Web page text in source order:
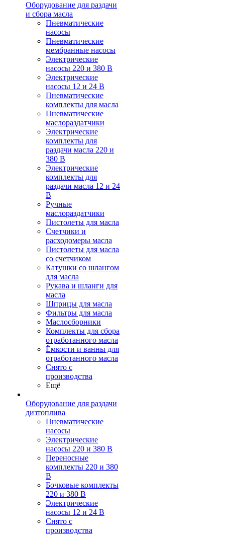
Оборудование для раздачи
и сбора масла
Пневматические
насосы
Пневматические
мембранные насосы
Электрические
насосы 220 и 380 В
Электрические
насосы 12 и 24 В
Пневматические
комплекты для масла
Пневматические
маслораздатчики
Электрические
комплекты для
раздачи масла 220 и
380 В
Электрические
комплекты для
раздачи масла 12 и 24
В
Ручные
маслораздатчики
Пистолеты для масла
Счетчики и
расходомеры масла
Пистолеты для масла
со счетчиком
Катушки со шлангом
для масла
Рукава и шланги для
масла
Шприцы для масла
Фильтры для масла
Маслосборники
Комплекты для сбора
отработанного масла
Ёмкости и ванны для
отработанного масла
Снято с
производства
Ещё
Оборудование для раздачи
дизтоплива
Пневматические
насосы
Электрические
насосы 220 и 380 В
Переносные
комплекты 220 и 380
В
Бочковые комплекты
220 и 380 В
Электрические
насосы 12 и 24 В
Снято с
производства